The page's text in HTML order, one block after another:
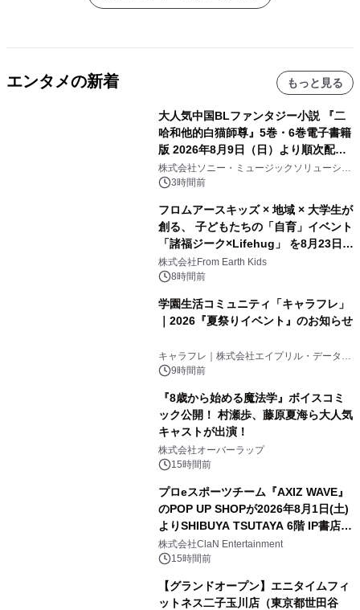
エンタメの新着 もっと見る
大人気中国BLファンタジー小説 『二
哈和他的白猫師尊』5巻・6巻電子書籍
版 2026年8月9日（日）より順次配信
開始
株式会社ソニー・ミュージックソリューショ
ンズ3時間前
フロムアースキッズ × 地域 × 大学生が
創る、 子どもたちの「自育」イベント
「諸福ジーク×Lifehug」 を8月23日
(日)開催
株式会社From Earth Kids
8時間前
学園生活コミュニティ「キャラフレ」
｜2026『夏祭りイベント』のお知らせ
キャラフレ｜株式会社エイプリル・データ・
デザインズ
9時間前
『8歳から始める魔法学』ボイスコミ
ック公開！ 村瀬歩、藤原夏海ら大人気
キャストが出演！
株式会社オーバーラップ
15時間前
プロeスポーツチーム『AXIZ WAVE』
のPOP UP SHOPが2026年8月1日(土)
よりSHIBUYA TSUTAYA 6階 IP書店で
開催決定！！
株式会社ClaN Entertainment
15時間前
【グランドオープン】エニタイムフィ
ットネス二子玉川店（東京都世田谷